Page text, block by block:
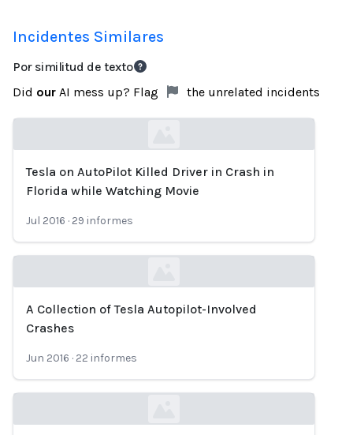
Incidentes Similares
Por similitud de texto
Did our AI mess up? Flag the unrelated incidents
Loading...
Tesla on AutoPilot Killed Driver in Crash in
Florida while Watching Movie
Jul 2016 · 29 informes
Loading...
A Collection of Tesla Autopilot-Involved
Crashes
Jun 2016 · 22 informes